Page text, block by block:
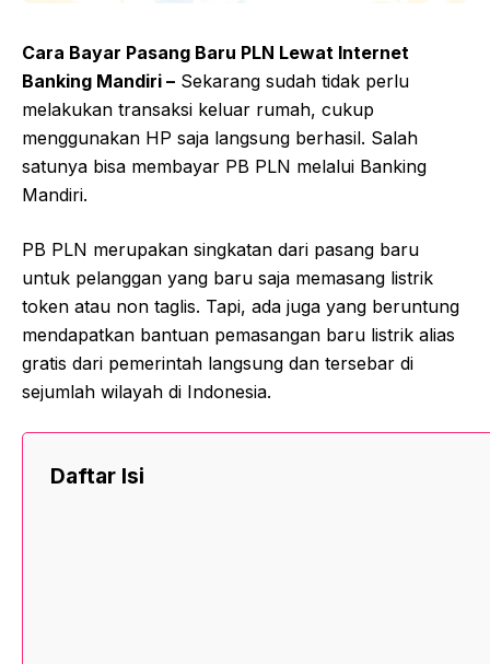
Cara Bayar Pasang Baru PLN Lewat Internet
Banking Mandiri – Sekarang sudah tidak perlu
melakukan transaksi keluar rumah, cukup
menggunakan HP saja langsung berhasil. Salah
satunya bisa membayar PB PLN melalui Banking
Mandiri.
PB PLN merupakan singkatan dari pasang baru
untuk pelanggan yang baru saja memasang listrik
token atau non taglis. Tapi, ada juga yang beruntung
mendapatkan bantuan pemasangan baru listrik alias
gratis dari pemerintah langsung dan tersebar di
sejumlah wilayah di Indonesia.
Daftar Isi